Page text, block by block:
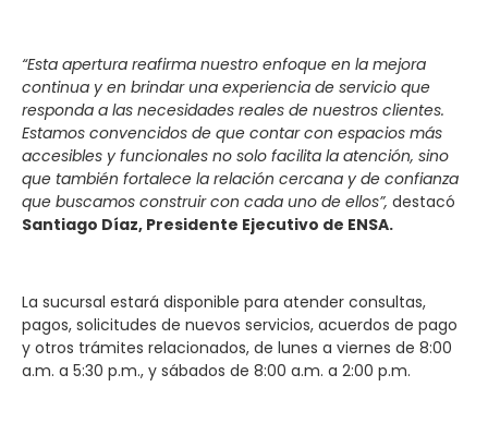
“Esta apertura reafirma nuestro enfoque en la mejora
continua y en brindar una experiencia de servicio que
responda a las necesidades reales de nuestros clientes.
Estamos convencidos de que contar con espacios más
accesibles y funcionales no solo facilita la atención, sino
que también fortalece la relación cercana y de confianza
que buscamos construir con cada uno de ellos”, destacó
Santiago Díaz, Presidente Ejecutivo de ENSA.
La sucursal estará disponible para atender consultas,
pagos, solicitudes de nuevos servicios, acuerdos de pago
y otros trámites relacionados, de lunes a viernes de 8:00
a.m. a 5:30 p.m., y sábados de 8:00 a.m. a 2:00 p.m.